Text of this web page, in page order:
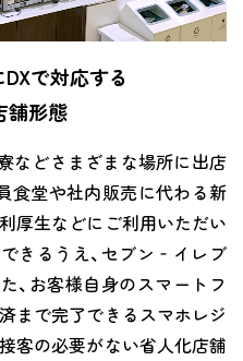
で対応する
舗形態
などさまざまな場所に出店
食堂や社内販売に代わる新
厚生などにご利用いただい
きるうえ、セブン‐イレブ
、お客様自身のスマートフ
まで完了できるスマホレジ
客の必要がない省人化店舗